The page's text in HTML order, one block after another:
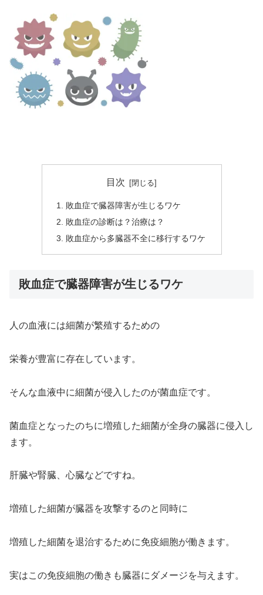
目次
敗血症で臓器障害が生じるワケ
敗血症の診断は？治療は？
敗血症から多臓器不全に移行するワケ
敗血症で臓器障害が生じるワケ
人の血液には細菌が繁殖するための
栄養が豊富に存在しています。
そんな血液中に細菌が侵入したのが菌血症です。
菌血症となったのちに増殖した細菌が全身の臓器に侵入し
ます。
肝臓や腎臓、心臓などですね。
増殖した細菌が臓器を攻撃するのと同時に
増殖した細菌を退治するために免疫細胞が働きます。
実はこの免疫細胞の働きも臓器にダメージを与えます。